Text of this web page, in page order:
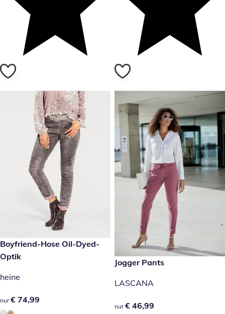
€ 74,99
Boyfriend-Hose Oil-Dyed-
Optik
heine
€ 74,99
nur € 74,99
€ 46,99
Jogger Pants
LASCANA
€ 46,99
nur € 46,99